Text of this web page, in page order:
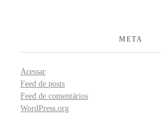
META
Acessar
Feed de posts
Feed de comentários
WordPress.org